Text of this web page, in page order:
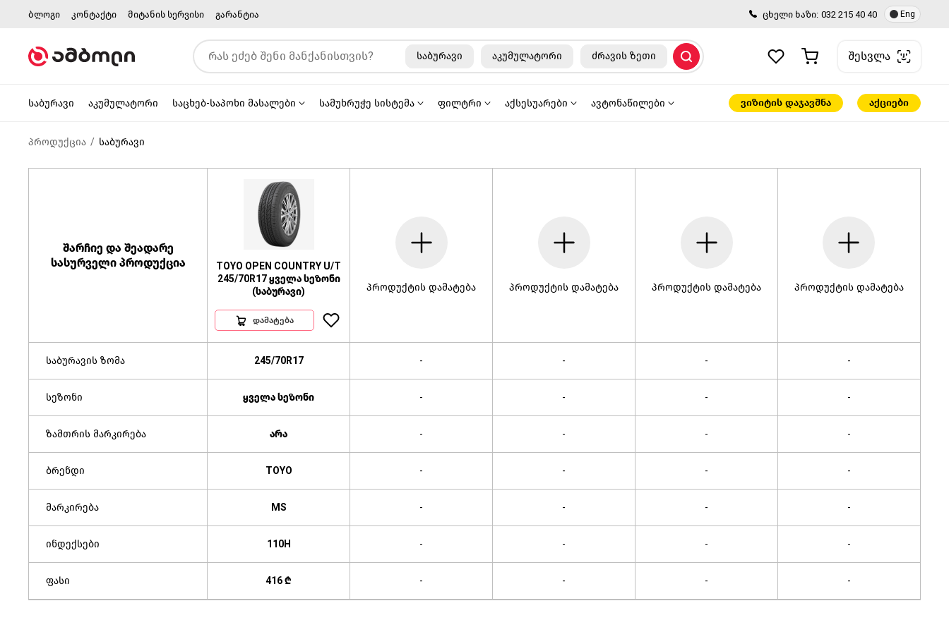
ბლოგი კონტაქტი მიტანის სერვისი გარანტია ცხელი ხაზი: 032 215 40 40 Eng
საბურავი აკუმულატორი ძრავის ზეთი შესვლა
საბურავი აკუმულატორი საცხებ-საპოხი მასალები სამუხრუჭე სისტემა ფილტრი აქსესუარები ავტონაწილები ვიზიტის დაჯავშნა აქციები
პროდუქცია საბურავი
შარჩიე და შეადარე
სასურველი პროდუქცია
TOYO OPEN COUNTRY U/T
245/70R17 ყველა სეზონი
(საბურავი)
დამატება
პროდუქტის დამატება პროდუქტის დამატება პროდუქტის დამატება პროდუქტის დამატება
საბურავის ზომა 245/70R17 - - - -
სეზონი ყველა სეზონი - - - -
ზამთრის მარკირება არა - - - -
ბრენდი TOYO - - - -
მარკირება MS - - - -
ინდექსები 110H - - - -
ფასი 416 ₾ - - - -